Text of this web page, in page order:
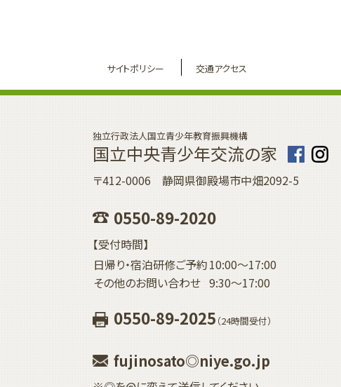
サイトポリシー 交通アクセス
独立行政法人国立青少年教育振興機構
国立中央青少年交流の家
〒412-0006 静岡県御殿場市中畑2092-5
0550-89-2020
【受付時間】
日帰り・宿泊研修ご予約10:00〜17:00
その他のお問い合わせ 9:30〜17:00
0550-89-2025 （24時間受付）
fujinosato◎niye.go.jp